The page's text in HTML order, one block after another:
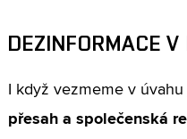
DEZINFORMACE
I když vezmeme v
přesah a společenská